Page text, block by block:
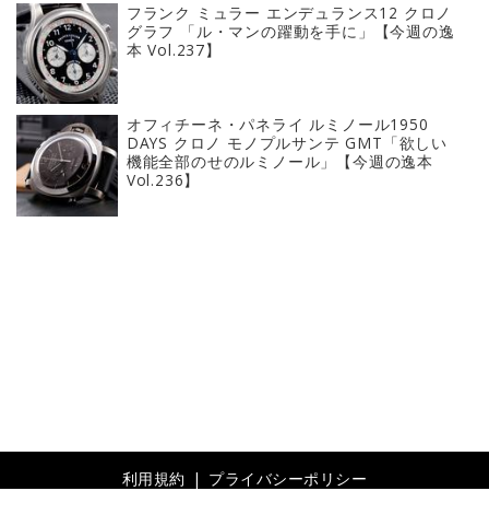
フランク ミュラー エンデュランス12 クロノ
グラフ 「ル・マンの躍動を手に」【今週の逸
本 Vol.237】
オフィチーネ・パネライ ルミノール1950
DAYS クロノ モノプルサンテ GMT「欲しい
機能全部のせのルミノール」【今週の逸本
Vol.236】
利用規約
プライバシーポリシー